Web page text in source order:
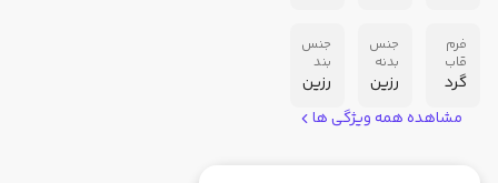
فرم
قاب
گرد
جنس
بدنه
رزین
جنس
بند
رزین
مشاهده همه ویژگی ها